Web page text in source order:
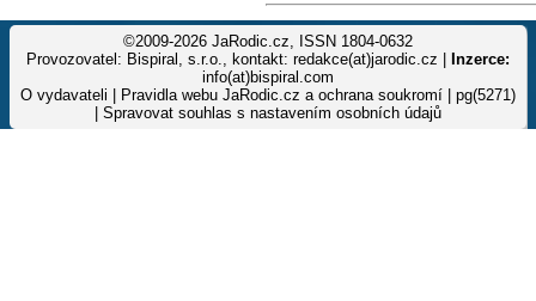
©2009-2026 JaRodic.cz, ISSN 1804-0632
Provozovatel: Bispiral, s.r.o., kontakt: redakce(at)jarodic.cz |
Inzerce:
info(at)bispiral.com
O vydavateli
Pravidla webu JaRodic.cz a ochrana soukromí | pg(5271)
Spravovat souhlas s nastavením osobních údajů